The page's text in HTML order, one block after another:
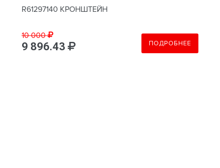
R61297140 КРОНШТЕЙН
10 000
9 896.43 ПОДРОБНЕЕ